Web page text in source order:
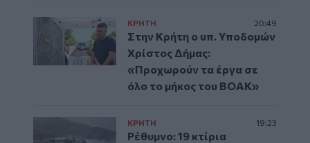
ΚΡΗΤΗ 20:49
Στην Κρήτη ο υπ. Υποδομών
Χρίστος Δήμας:
«Προχωρούν τα έργα σε
όλο το μήκος του ΒΟΑΚ»
ΚΡΗΤΗ 19:23
Ρέθυμνο: 19 κτίρια